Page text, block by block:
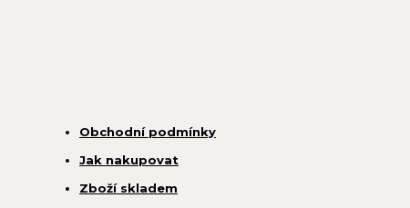
Obchodní podmínky
Jak nakupovat
Zboží skladem